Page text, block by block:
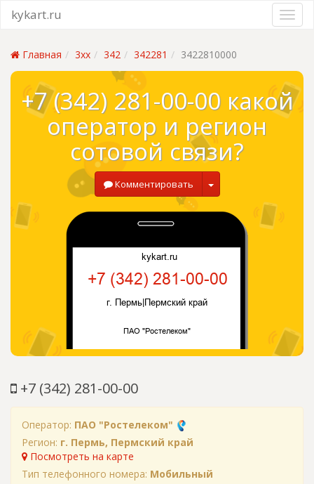
kykart.ru
Главная 3xx 342 342281 3422810000
+7 (342) 281-00-00 какой
оператор и регион
сотовой связи?
Комментировать
+7 (342) 281-00-00
Оператор: ПАО "Ростелеком"
Регион: г. Пермь, Пермский край
Посмотреть на карте
Тип телефонного номера: Мобильный